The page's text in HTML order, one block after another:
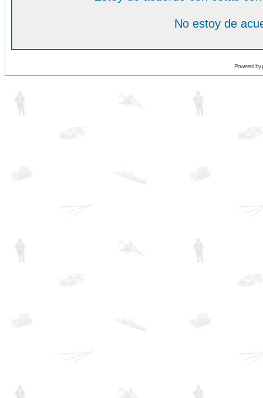
No estoy de
Powered by